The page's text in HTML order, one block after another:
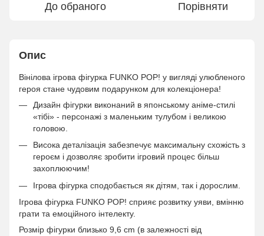
До обраного Порівняти
Опис
Вінілова ігрова фігурка FUNKO POP! у вигляді улюбленого
героя стане чудовим подарунком для колекціонера!
Дизайн фігурки виконаний в японському аніме-стилі
«тібі» - персонажі з маленьким тулубом і великою
головою.
Висока деталізація забезпечує максимальну схожість з
героєм і дозволяє зробити ігровий процес більш
захоплюючим!
Ігрова фігурка сподобається як дітям, так і дорослим.
Ігрова фігурка FUNKO POP! сприяє розвитку уяви, вмінню
грати та емоційного інтелекту.
Розмір фігурки близько 9,6 cm (в залежності від